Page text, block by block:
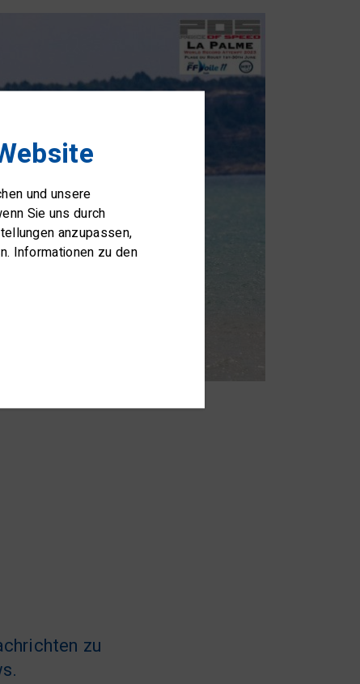
zu
und unsere
Sie uns durch
anzupassen,
Informationen zu den